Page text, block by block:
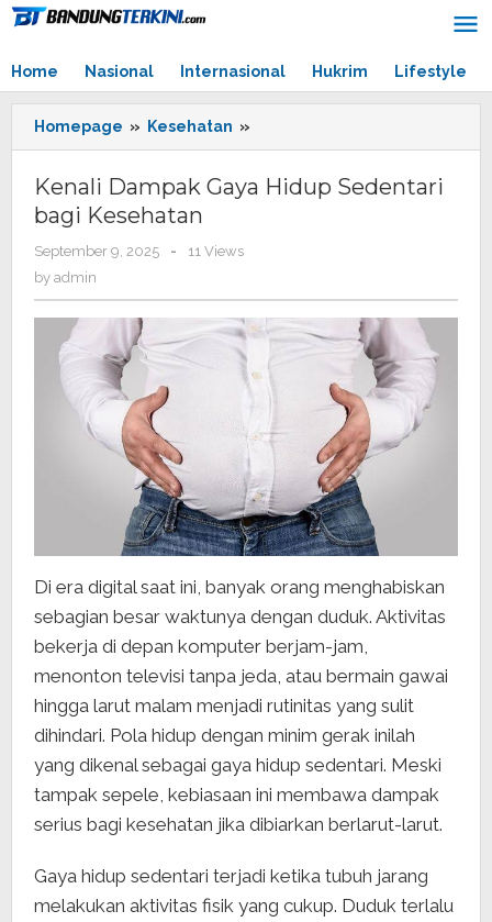
Skip
Home
Nasional Internasional Hukrim Lifestyle
Homepage » Kesehatan »
Dampak
Hidup
Kenali Dampak Gaya Hidup Sedentari
bagi Kesehatan
September 9, 2025
by
-
11 Views
by admin
Di era digital saat ini, banyak orang menghabiskan
sebagian besar waktunya dengan duduk. Aktivitas
bekerja di depan komputer berjam-jam,
menonton televisi tanpa jeda, atau bermain gawai
hingga larut malam menjadi rutinitas yang sulit
dihindari. Pola hidup dengan minim gerak inilah
yang dikenal sebagai gaya hidup sedentari. Meski
tampak sepele, kebiasaan ini membawa dampak
serius bagi kesehatan jika dibiarkan berlarut-larut.
Gaya hidup sedentari terjadi ketika tubuh jarang
melakukan aktivitas fisik yang cukup. Duduk terlalu